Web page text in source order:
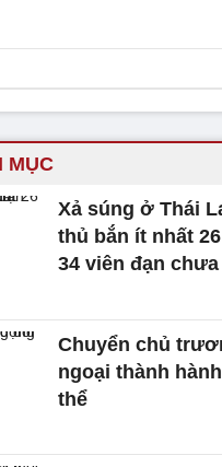
MỤC
Xả súng ở Thái
thủ bắn ít nhất
34 viên đạn
Chuyển chủ
ngoại thành
thể